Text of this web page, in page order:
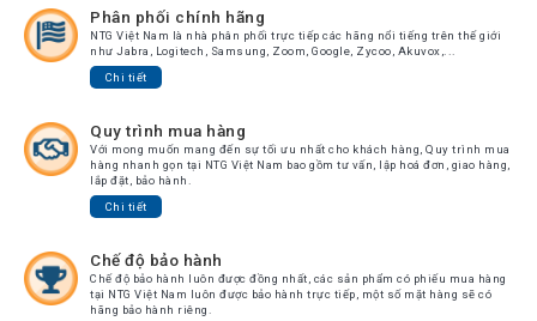
Yealink
thuật
Tin
tức
HỖ
TRỢ
Phân phối chính hãng
NTG Việt Nam là nhà phân phối trực tiếp các hãng nổi tiếng trên thế giới
như Jabra, Logitech, Samsung, Zoom, Google, Zycoo, Akuvox,...
Chi tiết
Quy trình mua hàng
Với mong muốn mang đến sự tối ưu nhất cho khách hàng, Quy trình mua
hàng nhanh gọn tại NTG Việt Nam bao gồm tư vấn, lập hoá đơn, giao hàng,
lắp đặt, bảo hành.
Chi tiết
Chế độ bảo hành
Chế độ bảo hành luôn được đồng nhất, các sản phẩm có phiếu mua hàng
tại NTG Việt Nam luôn được bảo hành trực tiếp, một số mặt hàng sẽ có
hãng bảo hành riêng.